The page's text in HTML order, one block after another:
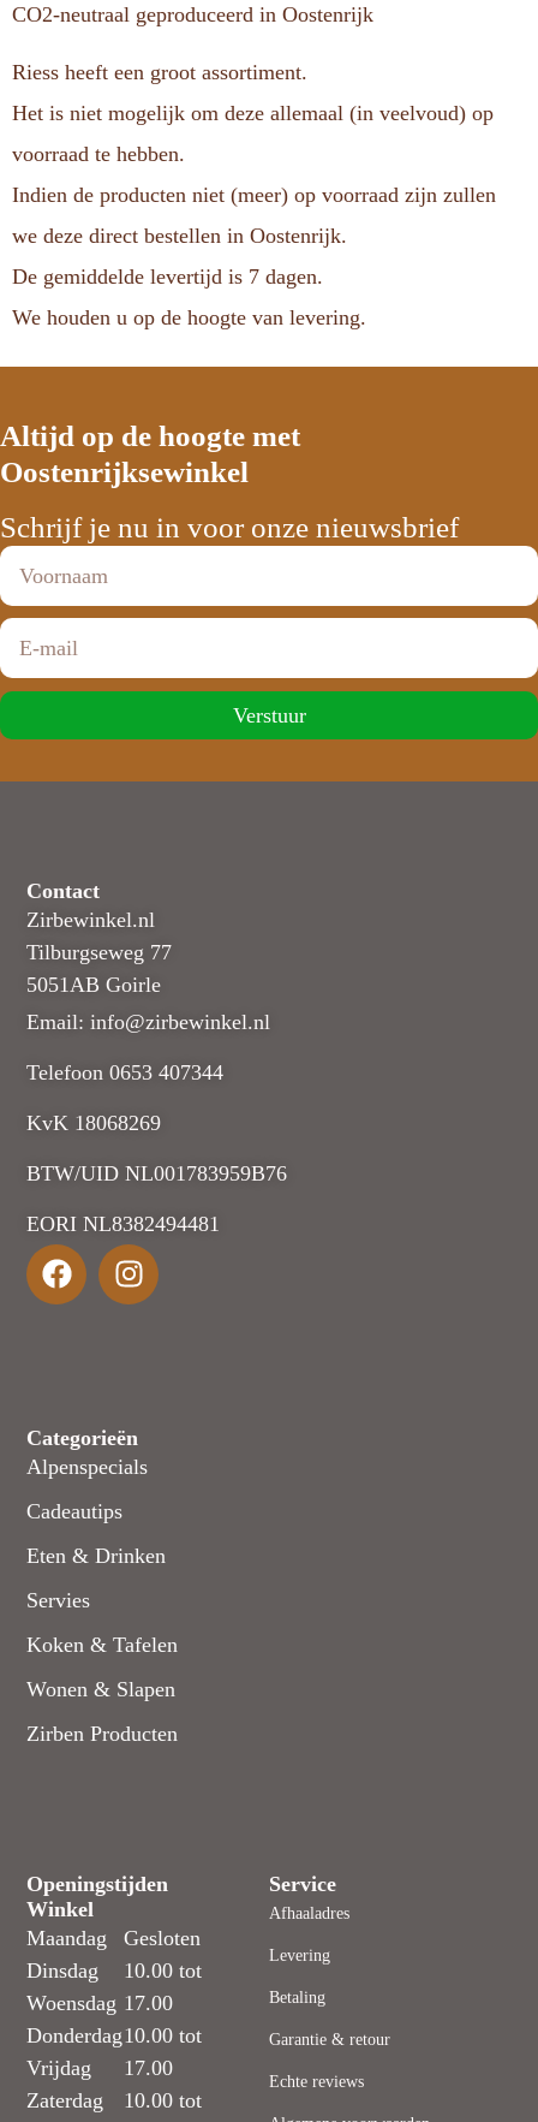
CO2-neutraal geproduceerd in Oostenrijk
Riess heeft een groot assortiment.
Het is niet mogelijk om deze allemaal (in veelvoud) op
voorraad te hebben.
Indien de producten niet (meer) op voorraad zijn zullen
we deze direct bestellen in Oostenrijk.
De gemiddelde levertijd is 7 dagen.
We houden u op de hoogte van levering.
Altijd op de hoogte met
Oostenrijksewinkel
Schrijf je nu in voor onze nieuwsbrief
Verstuur
Contact
Zirbewinkel.nl
Tilburgseweg 77
5051AB Goirle
Email: info@zirbewinkel.nl
Telefoon 0653 407344
KvK 18068269
BTW/UID NL001783959B76
EORI NL8382494481
Categorieën
Alpenspecials
Cadeautips
Eten & Drinken
Servies
Koken & Tafelen
Wonen & Slapen
Zirben Producten
Openingstijden
Winkel
Maandag
Dinsdag
Woensdag
Donderdag
Vrijdag
Zaterdag
Gesloten
10.00 tot
17.00
10.00 tot
17.00
10.00 tot
Service
Afhaaladres
Levering
Betaling
Garantie & retour
Echte reviews